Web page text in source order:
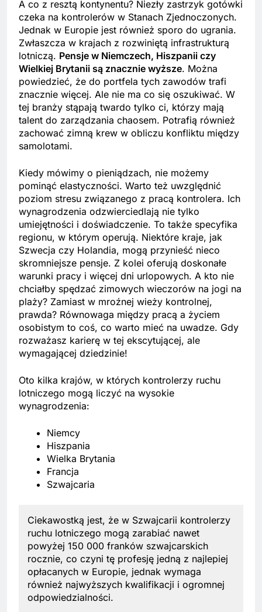
A co z resztą kontynentu? Niezły zastrzyk gotówki
czeka na kontrolerów w Stanach Zjednoczonych.
Jednak w Europie jest również sporo do ugrania.
Zwłaszcza w krajach z rozwiniętą infrastrukturą
lotniczą. Pensje w Niemczech, Hiszpanii czy
Wielkiej Brytanii są znacznie wyższe. Można
powiedzieć, że do portfela tych zawodów trafi
znacznie więcej. Ale nie ma co się oszukiwać. W
tej branży stąpają twardo tylko ci, którzy mają
talent do zarządzania chaosem. Potrafią również
zachować zimną krew w obliczu konfliktu między
samolotami.
Kiedy mówimy o pieniądzach, nie możemy
pominąć elastyczności. Warto też uwzględnić
poziom stresu związanego z pracą kontrolera. Ich
wynagrodzenia odzwierciedlają nie tylko
umiejętności i doświadczenie. To także specyfika
regionu, w którym operują. Niektóre kraje, jak
Szwecja czy Holandia, mogą przynieść nieco
skromniejsze pensje. Z kolei oferują doskonałe
warunki pracy i więcej dni urlopowych. A kto nie
chciałby spędzać zimowych wieczorów na jogi na
plaży? Zamiast w mroźnej wieży kontrolnej,
prawda? Równowaga między pracą a życiem
osobistym to coś, co warto mieć na uwadze. Gdy
rozważasz karierę w tej ekscytującej, ale
wymagającej dziedzinie!
Oto kilka krajów, w których kontrolerzy ruchu
lotniczego mogą liczyć na wysokie
wynagrodzenia:
Niemcy
Hiszpania
Wielka Brytania
Francja
Szwajcaria
Ciekawostką jest, że w Szwajcarii kontrolerzy
ruchu lotniczego mogą zarabiać nawet
powyżej 150 000 franków szwajcarskich
rocznie, co czyni tę profesję jedną z najlepiej
opłacanych w Europie, jednak wymaga
również najwyższych kwalifikacji i ogromnej
odpowiedzialności.